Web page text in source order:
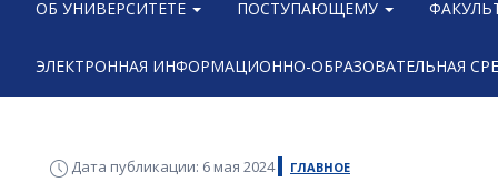
ОБ УНИВЕРСИТЕТЕ ПОСТУПАЮЩЕМУ
ЭЛЕКТРОННАЯ ИНФОРМАЦИОННО-ОБРАЗОВАТЕЛЬНАЯ
Дата публикации: 6 мая 2024 ГЛАВНОЕ